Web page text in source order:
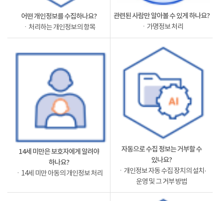
어떤 개인정보를 수집하나요?
ㆍ처리하는 개인정보의 항목
관련된 사람만 알아볼 수 있게 하나요?
ㆍ가명정보 처리
14세 미만은 보호자에게 알려야
하나요?
ㆍ14세 미만 아동의 개인정보 처리
자동으로 수집 정보는 거부할 수
있나요?
ㆍ개인정보 자동 수집 장치의 설치·
운영 및 그 거부 방법